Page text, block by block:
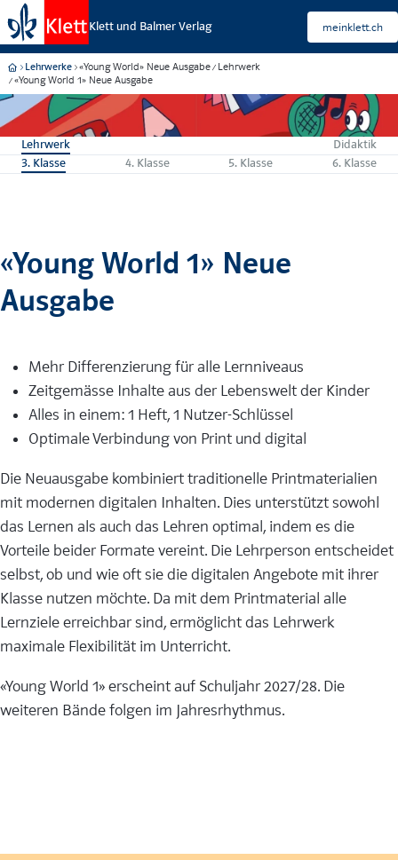
Klett und Balmer Verlag meinklett.ch
Lehrwerke «Young World» Neue Ausgabe Lehrwerk
«Young World 1» Neue Ausgabe
Lehrwerk
Didaktik
3. Klasse
4. Klasse 5. Klasse 6. Klasse
«Young World 1» Neue
Ausgabe
Mehr Differenzierung für alle Lernniveaus
Zeitgemässe Inhalte aus der Lebenswelt der Kinder
Alles in einem: 1 Heft, 1 Nutzer-Schlüssel
Optimale Verbindung von Print und digital
Die Neuausgabe kombiniert traditionelle Printmaterialien
mit modernen digitalen Inhalten. Dies unterstützt sowohl
das Lernen als auch das Lehren optimal, indem es die
Vorteile beider Formate vereint. Die Lehrperson entscheidet
selbst, ob und wie oft sie die digitalen Angebote mit ihrer
Klasse nutzen möchte. Da mit dem Printmaterial alle
Lernziele erreichbar sind, ermöglicht das Lehrwerk
maximale Flexibilität im Unterricht.
«Young World 1» erscheint auf Schuljahr 2027/28. Die
weiteren Bände folgen im Jahresrhythmus.